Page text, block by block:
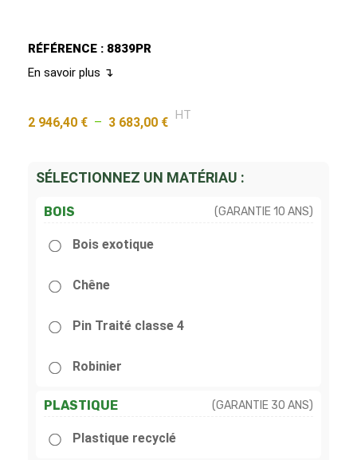
RÉFÉRENCE : 8839PR
En savoir plus ↴
2 946,40 € – 3 683,00 € HT
SÉLECTIONNEZ UN MATÉRIAU :
BOIS (GARANTIE 10 ANS)
Bois exotique
Chêne
Pin Traité classe 4
Robinier
PLASTIQUE (GARANTIE 30 ANS)
Plastique recyclé